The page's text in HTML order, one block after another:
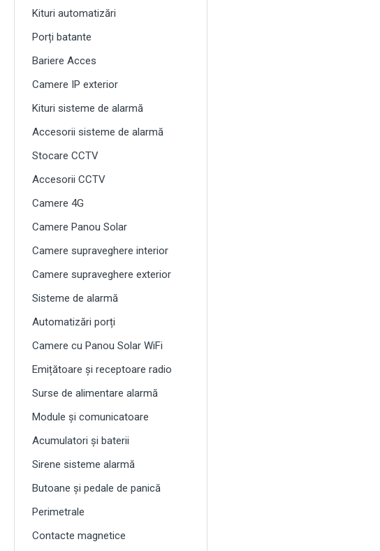
Kituri automatizări
Porți batante
Bariere Acces
Camere IP exterior
Kituri sisteme de alarmă
Accesorii sisteme de alarmă
Stocare CCTV
Accesorii CCTV
Camere 4G
Camere Panou Solar
Camere supraveghere interior
Camere supraveghere exterior
Sisteme de alarmă
Automatizări porți
Camere cu Panou Solar WiFi
Emițătoare și receptoare radio
Surse de alimentare alarmă
Module și comunicatoare
Acumulatori și baterii
Sirene sisteme alarmă
Butoane și pedale de panică
Perimetrale
Contacte magnetice